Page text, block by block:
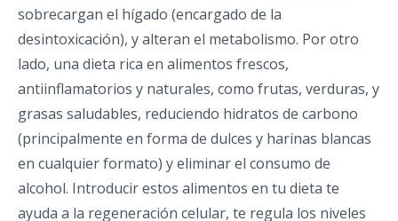
sobrecargan el hígado (encargado de la
desintoxicación), y alteran el metabolismo. Por otro
lado, una dieta rica en alimentos frescos,
antiinflamatorios y naturales, como frutas, verduras, y
grasas saludables, reduciendo hidratos de carbono
(principalmente en forma de dulces y harinas blancas
en cualquier formato) y eliminar el consumo de
alcohol. Introducir estos alimentos en tu dieta te
ayuda a la regeneración celular, te regula los niveles